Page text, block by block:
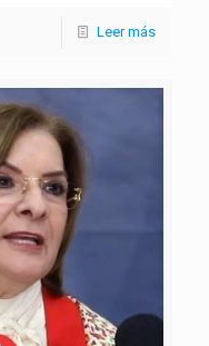
Leer más